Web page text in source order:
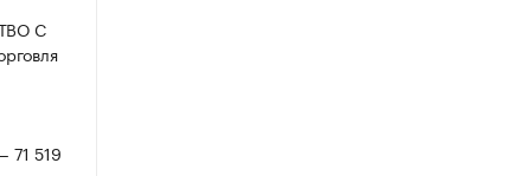
С
71 519